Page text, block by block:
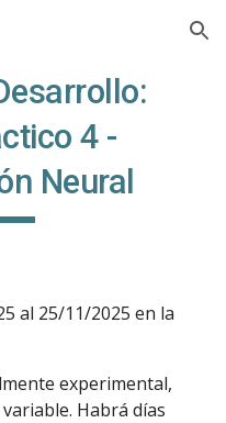
Skip to navigation
4 -
Neural
al 25/1 1/2025 en la
experimental,
Habrá días